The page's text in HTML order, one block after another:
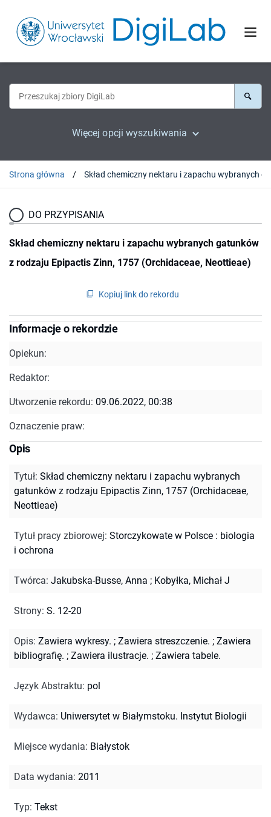
Więcej opcji wyszukiwania
Strona główna
DO PRZYPISANIA
Skład chemiczny nektaru i zapachu wybranych gatunków
z rodzaju Epipactis Zinn, 1757 (Orchidaceae, Neottieae)
Kopiuj link do rekordu
Informacje o rekordzie
Opiekun:
Redaktor:
Utworzenie rekordu: 09.06.2022, 00:38
Oznaczenie praw:
Opis
Tytuł: Skład chemiczny nektaru i zapachu wybranych
gatunków z rodzaju Epipactis Zinn, 1757 (Orchidaceae,
Neottieae)
Tytuł pracy zbiorowej: Storczykowate w Polsce : biologia
i ochrona
Twórca: Jakubska-Busse, Anna ; Kobyłka, Michał J
Strony: S. 12-20
Opis: Zawiera wykresy. ; Zawiera streszczenie. ; Zawiera
bibliografię. ; Zawiera ilustracje. ; Zawiera tabele.
Język Abstraktu: pol
Wydawca: Uniwersytet w Białymstoku. Instytut Biologii
Miejsce wydania: Białystok
Data wydania: 2011
Typ: Tekst